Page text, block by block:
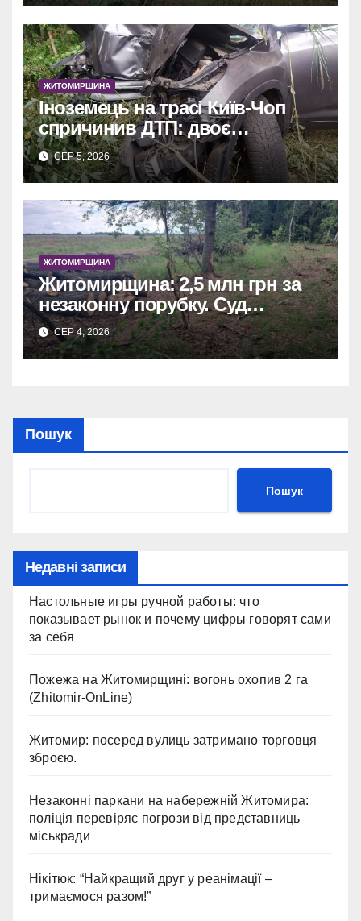
ЖИТОМИРЩИНА
Іноземець на трасі Київ-Чоп
спричинив ДТП: двоє
постраждалих у лікарні.
СЕР 5, 2026
ЖИТОМИРЩИНА
Житомирщина: 2,5 млн грн за
незаконну порубку. Суд
зобов’язав сільраду
відшкодувати збитки.
СЕР 4, 2026
Пошук
Пошук
Недавні записи
Настольные игры ручной работы: что
показывает рынок и почему цифры говорят сами
за себя
Пожежа на Житомирщині: вогонь охопив 2 га
(Zhitomir-OnLine)
Житомир: посеред вулиць затримано торговця
зброєю.
Незаконні паркани на набережній Житомира:
поліція перевіряє погрози від представниць
міськради
Нікітюк: “Найкращий друг у реанімації –
тримаємося разом!”